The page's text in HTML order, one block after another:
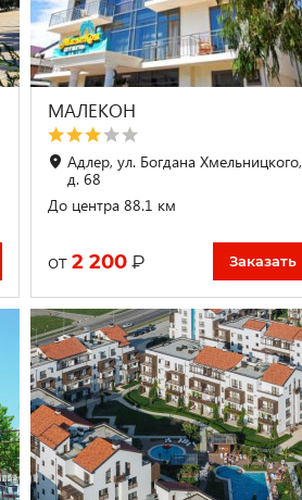
МАЛЕКОН
Адлер, ул. Богдана Хмельницкого,
д. 68
До центра 88.1 км
от2 200 ₽ Заказать